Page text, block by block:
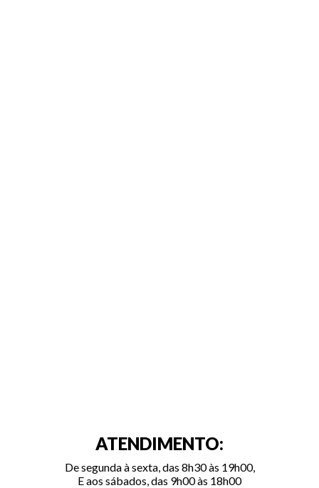
ATENDIMENTO:
De segunda à sexta, das 8h30 às 19h00,
E aos sábados, das 9h00 às 18h00